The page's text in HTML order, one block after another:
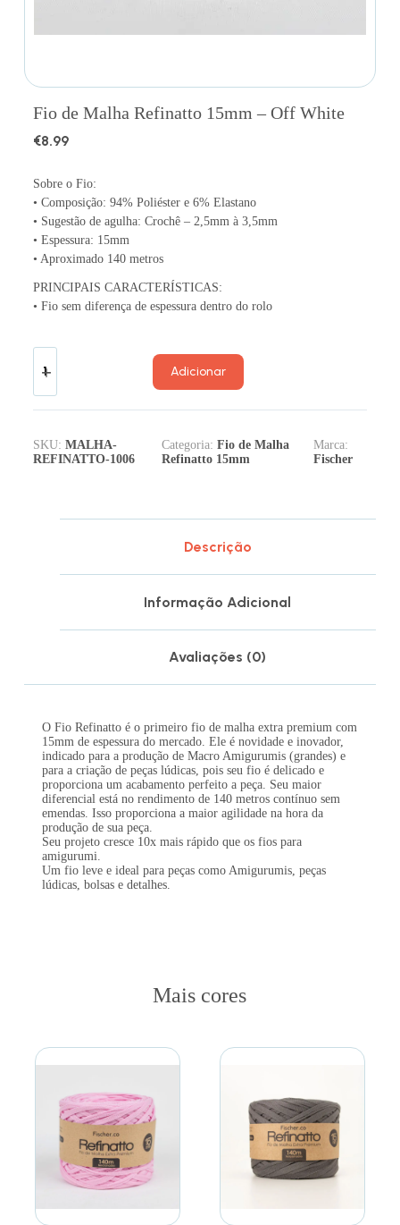
Fio de Malha Refinatto 15mm – Off White
€8.99
Sobre o Fio:
• Composição: 94% Poliéster e 6% Elastano
• Sugestão de agulha: Crochê – 2,5mm à 3,5mm
• Espessura: 15mm
• Aproximado 140 metros
PRINCIPAIS CARACTERÍSTICAS:
• Fio sem diferença de espessura dentro do rolo
Adicionar
SKU: MALHA-
REFINATTO-1006
Categoria: Fio de Malha
Refinatto 15mm
Marca:
Fischer
Descrição
Informação Adicional
Avaliações (0)
O Fio Refinatto é o primeiro fio de malha extra premium com
15mm de espessura do mercado. Ele é novidade e inovador,
indicado para a produção de Macro Amigurumis (grandes) e
para a criação de peças lúdicas, pois seu fio é delicado e
proporciona um acabamento perfeito a peça. Seu maior
diferencial está no rendimento de 140 metros contínuo sem
emendas. Isso proporciona a maior agilidade na hora da
produção de sua peça.
Seu projeto cresce 10x mais rápido que os fios para
amigurumi.
Um fio leve e ideal para peças como Amigurumis, peças
lúdicas, bolsas e detalhes.
Mais cores